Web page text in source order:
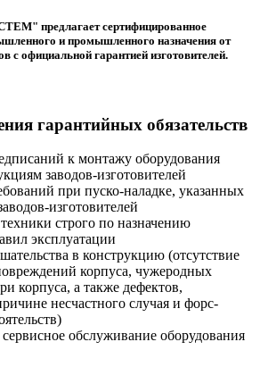
предлагает сертифицированное
и промышленного назначения от
с официальной гарантией изготовителей.
гарантийных обязательств
к монтажу оборудования
заводов-изготовителей
при пуско-наладке, указанных
изготовителей
строго по назначению
эксплуатации
в конструкцию (отсутствие
корпуса, чужеродных
корпуса, а также дефектов,
несчастного случая и форс-
обслуживание оборудования